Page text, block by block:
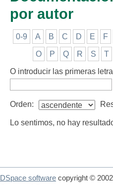
por autor
0-9 A B C D E F
O P Q R S T
O introducir las primeras
Orden:
Lo sentimos, no hay
DSpace software copyright ©